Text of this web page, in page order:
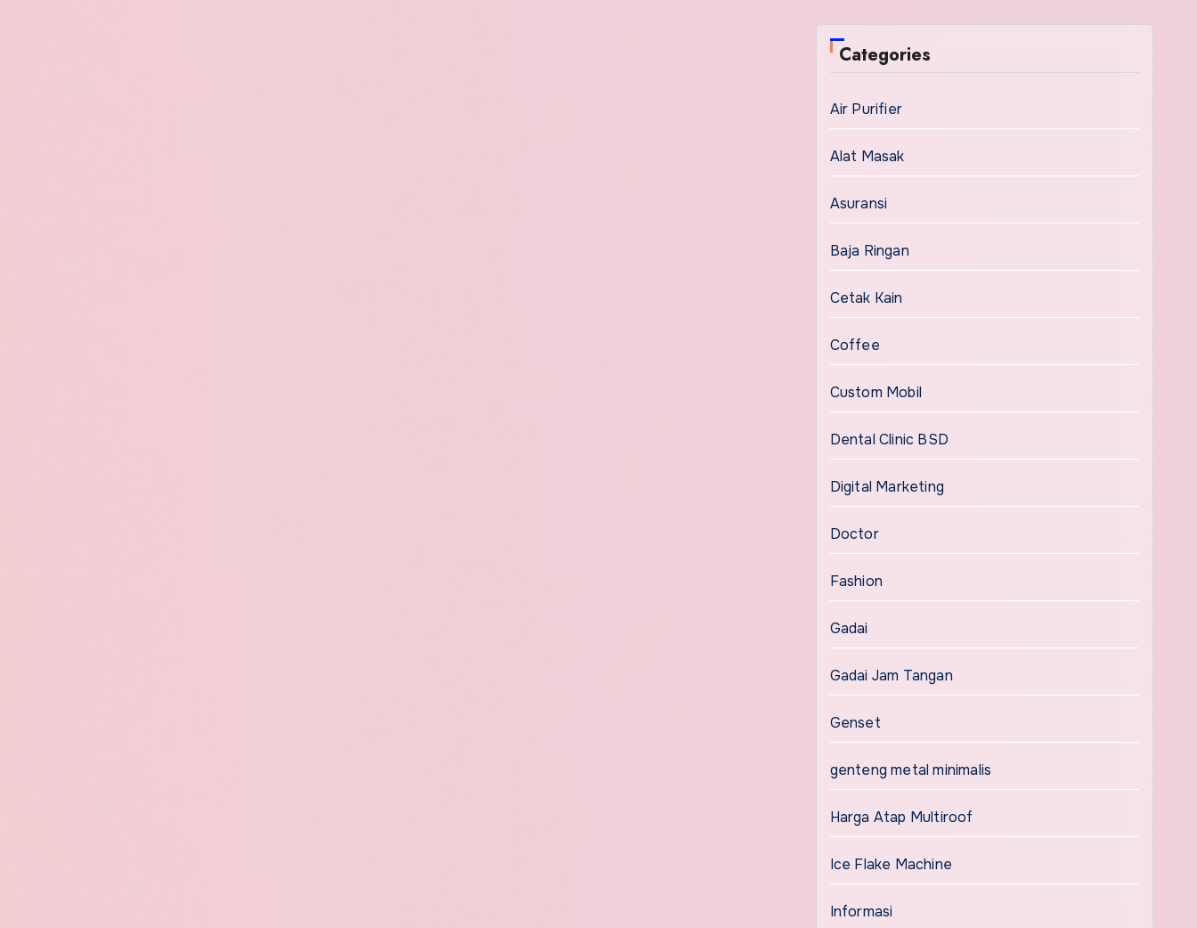
Categories
Air Purifier
Alat Masak
Asuransi
Baja Ringan
Cetak Kain
Coffee
Custom Mobil
Dental Clinic BSD
Digital Marketing
Doctor
Fashion
Gadai
Gadai Jam Tangan
Genset
genteng metal minimalis
Harga Atap Multiroof
Ice Flake Machine
Informasi